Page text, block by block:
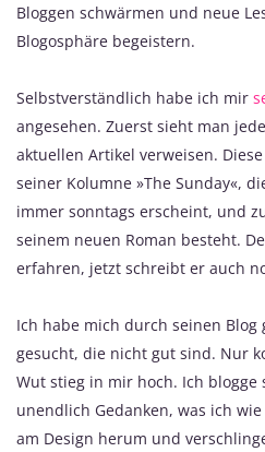
Bloggen schwärmen und neue
Blogosphäre begeistern.
Selbstverständlich habe ich mir
angesehen. Zuerst sieht man
aktuellen Artikel verweisen.
seiner Kolumne »The Sunday«,
immer sonntags erscheint, und
seinem neuen Roman besteht.
erfahren, jetzt schreibt er auch
Ich habe mich durch seinen Blog
gesucht, die nicht gut sind. Nur
Wut stieg in mir hoch. Ich blogge
unendlich Gedanken, was ich
am Design herum und